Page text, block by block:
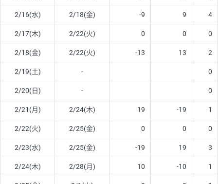
2/16(水) 2/18(金) -9 9 4
2/17(木) 2/22(火) 0 0 0
2/18(金) 2/22(火) -13 13 2
2/19(土) - 0
2/20(日) - 0
2/21(月) 2/24(木) 19 -19 1
2/22(火) 2/25(金) 0 0 0
2/23(水) 2/25(金) -19 19 3
2/24(木) 2/28(月) 10 -10 1